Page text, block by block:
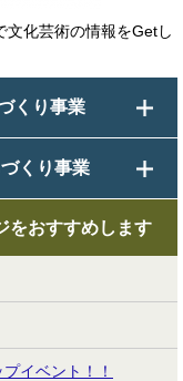
文化芸術の情報をGetし
くり事業
くり事業
をおすすめします
イベント！！